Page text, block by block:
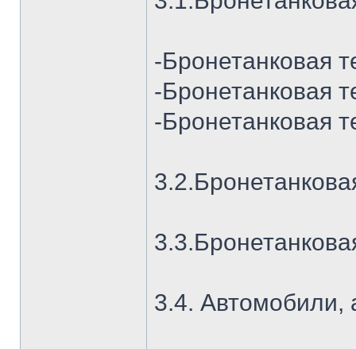
-Бронетанковая
-Бронетанковая
-Бронетанковая
3.4. Автомобили,